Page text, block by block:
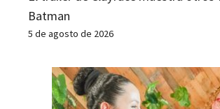
Batman
5 de agosto de 2026